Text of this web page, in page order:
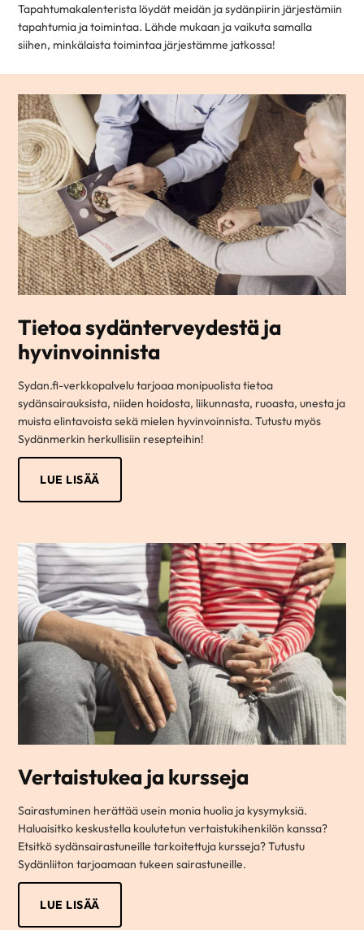
Tapahtumakalenterista löydät meidän ja sydänpiirin järjestämiin
tapahtumia ja toimintaa. Lähde mukaan ja vaikuta samalla
siihen, minkälaista toimintaa järjestämme jatkossa!
Tietoa sydänterveydestä ja
hyvinvoinnista
Sydan.fi-verkkopalvelu tarjoaa monipuolista tietoa
sydänsairauksista, niiden hoidosta, liikunnasta, ruoasta, unesta ja
muista elintavoista sekä mielen hyvinvoinnista. Tutustu myös
Sydänmerkin herkullisiin resepteihin!
LUE LISÄÄ
Vertaistukea ja kursseja
Sairastuminen herättää usein monia huolia ja kysymyksiä.
Haluaisitko keskustella koulutetun vertaistukihenkilön kanssa?
Etsitkö sydänsairastuneille tarkoitettuja kursseja? Tutustu
Sydänliiton tarjoamaan tukeen sairastuneille.
LUE LISÄÄ